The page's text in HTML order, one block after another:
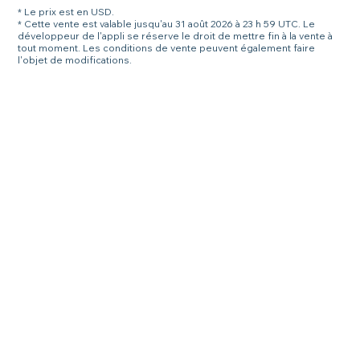
* Le prix est en USD.
* Cette vente est valable jusqu'au 31 août 2026 à 23 h 59 UTC. Le
développeur de l'appli se réserve le droit de mettre fin à la vente à
tout moment. Les conditions de vente peuvent également faire
l'objet de modifications.